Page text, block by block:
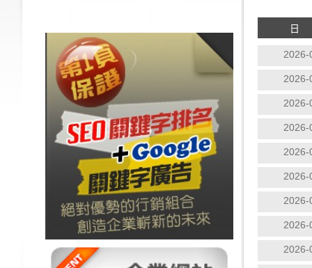
日
2026-
2026-
2026-
2026-
2026-
2026-
2026-
2026-
2026-